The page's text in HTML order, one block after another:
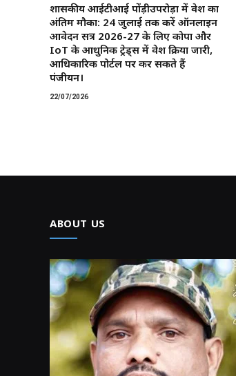
शासकीय आईटीआई पोंड़ीउपरोड़ा में प्रवेश का
अंतिम मौका: 24 जुलाई तक करें ऑनलाइन
आवेदन सत्र 2026-27 के लिए कोपा और
IoT के आधुनिक ट्रेड्स में प्रवेश प्रक्रिया जारी,
आधिकारिक पोर्टल पर कर सकते हैं
पंजीयन।
22/07/2026
ABOUT US